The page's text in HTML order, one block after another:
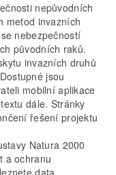
nepůvodních
metod invazních
nebezpečností
původních raků.
invazních druhů
jsou
mobilní aplikace
dále. Stránky
řešení projektu
Natura 2000
a ochranu